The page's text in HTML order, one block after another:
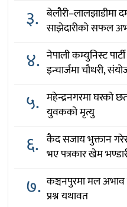
३. बेलौरी–लालझाडीमा
साझेदारीको सफल
४. नेपाली कम्युनिस्ट
इन्चार्जमा चौधरी,
५. महेन्द्रनगरमा घरको
युवकको मृत्यु
६. कैद सजाय भुक्तान
भए पत्रकार खेम
७. कञ्चनपुरमा मल अभाव
प्रश्न यथावत